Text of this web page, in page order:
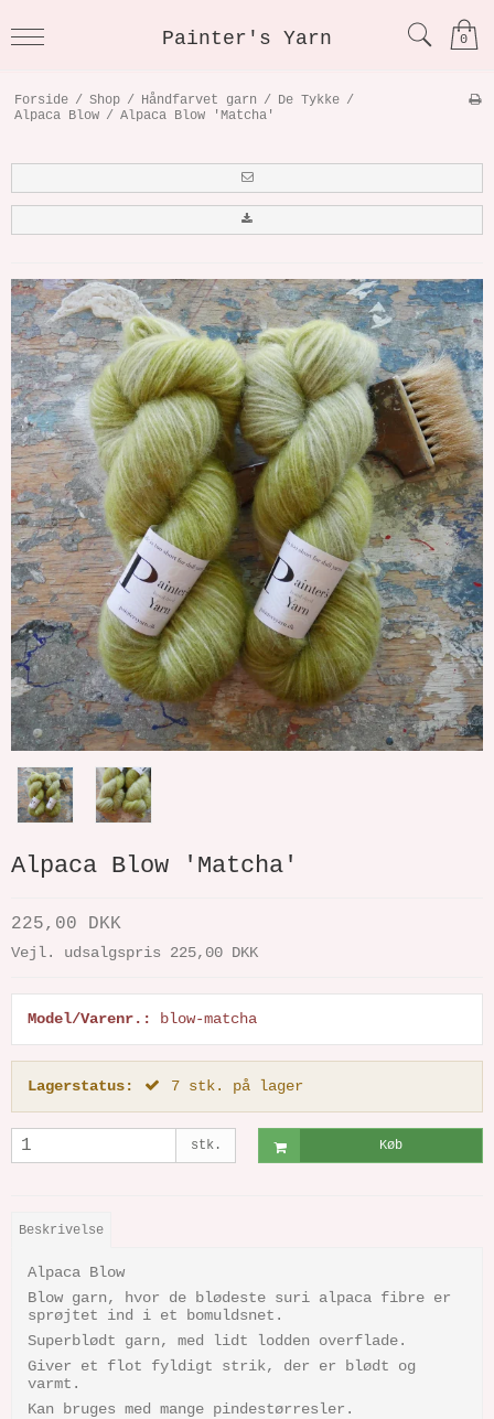
Painter's Yarn 0
Forside / Shop / Håndfarvet garn / De Tykke /
Alpaca Blow / Alpaca Blow 'Matcha'
Alpaca Blow 'Matcha'
225,00 DKK
Vejl. udsalgspris 225,00 DKK
Model/Varenr.: blow-matcha
Lagerstatus: 7 stk. på lager
stk. Køb
Beskrivelse
Alpaca Blow
Blow garn, hvor de blødeste suri alpaca fibre er
sprøjtet ind i et bomuldsnet.
Superblødt garn, med lidt lodden overflade.
Giver et flot fyldigt strik, der er blødt og
varmt.
Kan bruges med mange pindestørresler.